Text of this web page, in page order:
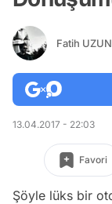
Fatih UZUN
13.04.2017 - 22:03
Favori
Şöyle lüks bir